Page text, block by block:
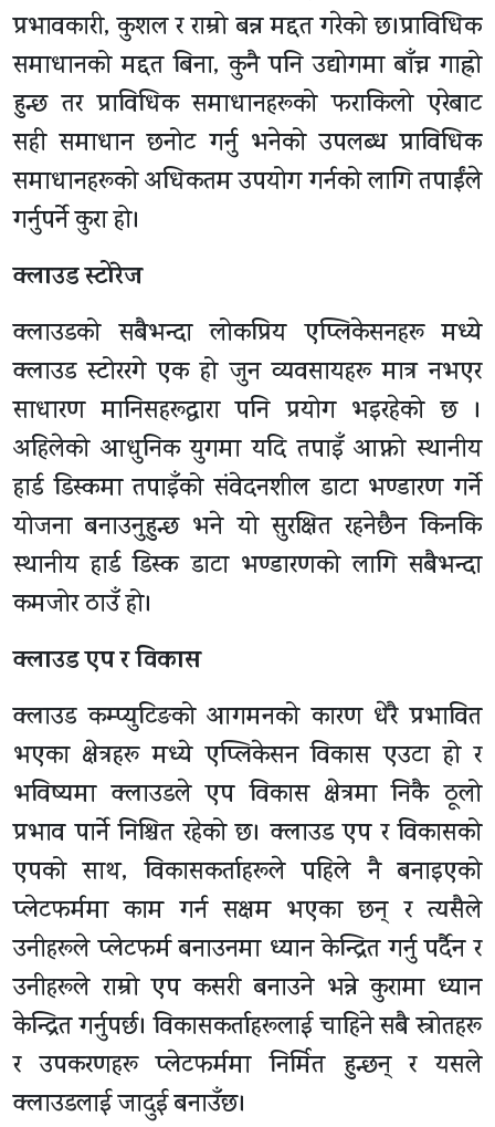
प्रभावकारी, कुशल र राम्रो बन्न मद्दत गरेको छ।प्राविधिक
समाधानको मद्दत बिना, कुनै पनि उद्योगमा बाँच्न गाह्रो
हुन्छ तर प्राविधिक समाधानहरूको फराकिलो एरेबाट
सही समाधान छनोट गर्नु भनेको उपलब्ध प्राविधिक
समाधानहरूको अधिकतम उपयोग गर्नको लागि तपाईंले
गर्नुपर्ने कुरा हो।
क्लाउड स्टोरेज
क्लाउडको सबैभन्दा लोकप्रिय एप्लिकेसनहरू मध्ये
क्लाउड स्टोररगे एक हो जुन व्यवसायहरू मात्र नभएर
साधारण मानिसहरूद्वारा पनि प्रयोग भइरहेको छ ।
अहिलेको आधुनिक युगमा यदि तपाइँ आफ्नो स्थानीय
हार्ड डिस्कमा तपाइँको संवेदनशील डाटा भण्डारण गर्ने
योजना बनाउनुहुन्छ भने यो सुरक्षित रहनेछैन किनकि
स्थानीय हार्ड डिस्क डाटा भण्डारणको लागि सबैभन्दा
कमजोर ठाउँ हो।
क्लाउड एप र विकास
क्लाउड कम्प्युटिङको आगमनको कारण धेरै प्रभावित
भएका क्षेत्रहरू मध्ये एप्लिकेसन विकास एउटा हो र
भविष्यमा क्लाउडले एप विकास क्षेत्रमा निकै ठूलो
प्रभाव पार्ने निश्चित रहेको छ। क्लाउड एप र विकासको
एपको साथ, विकासकर्ताहरूले पहिले नै बनाइएको
प्लेटफर्ममा काम गर्न सक्षम भएका छन् र त्यसैले
उनीहरूले प्लेटफर्म बनाउनमा ध्यान केन्द्रित गर्नु पर्दैन र
उनीहरूले राम्रो एप कसरी बनाउने भन्ने कुरामा ध्यान
केन्द्रित गर्नुपर्छ। विकासकर्ताहरूलाई चाहिने सबै स्रोतहरू
र उपकरणहरू प्लेटफर्ममा निर्मित हुन्छन् र यसले
क्लाउडलाई जादुई बनाउँछ।